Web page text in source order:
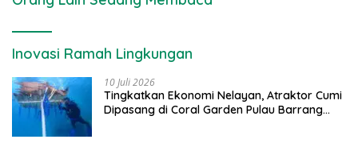
Inovasi Ramah Lingkungan
10 Juli 2026
Tingkatkan Ekonomi Nelayan, Atraktor Cumi
Dipasang di Coral Garden Pulau Barrang